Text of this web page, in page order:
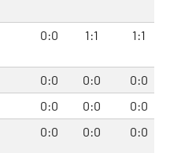
0:0 1:1 1:1
0:0 0:0
0:0
0:0 0:0
0:0
0:0 0:0 0:0